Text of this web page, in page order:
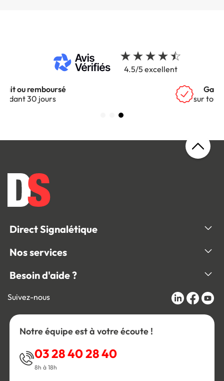
4.5/5 excellent
Direct Signalétique
Nos services
Besoin d'aide ?
Suivez-nous
Notre équipe est à votre écoute !
03 28 40 28 40
8h à 18h